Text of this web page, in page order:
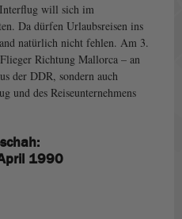
will sich im
Da dürfen Urlaubsreisen ins
natürlich nicht fehlen. Am 3.
Richtung Mallorca – an
der DDR, sondern auch
und des Reiseunternehmens
1990